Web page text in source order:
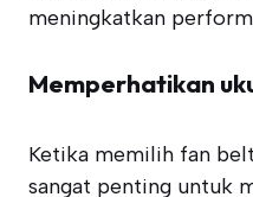
meningkatkan
Memperhatikan
Ketika memilih fan
sangat penting untuk